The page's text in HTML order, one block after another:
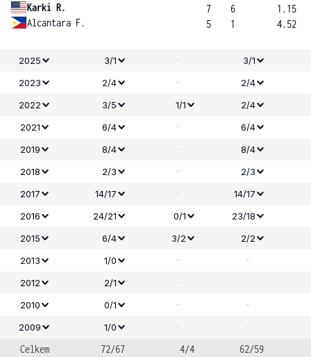
Karki R.
Alcantara F.
7
5
6
1
1.15
4.52
2025 3/1 -
3/1
2023
2/4 -
2/4
2022
3/5 1/1
2/4
2021
6/4 -
6/4
2019
8/4 -
8/4
2018
2/3 -
2/3
2017
14/17 -
14/17
2016
24/21 0/1
23/18
2015
6/4 3/2
2/2
2013
1/0 - -
2012 2/1 - -
2010 0/1 - -
2009 1/0 -
-
Celkem
72/67 4/4 62/59